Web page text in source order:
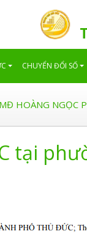
CHUYỂN ĐỔI SỐ
HOÀNG NGỌC
tại